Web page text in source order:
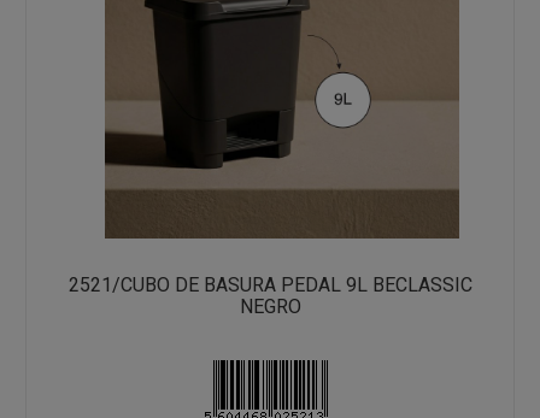
2521/CUBO DE BASURA PEDAL 9L BECLASSIC
NEGRO